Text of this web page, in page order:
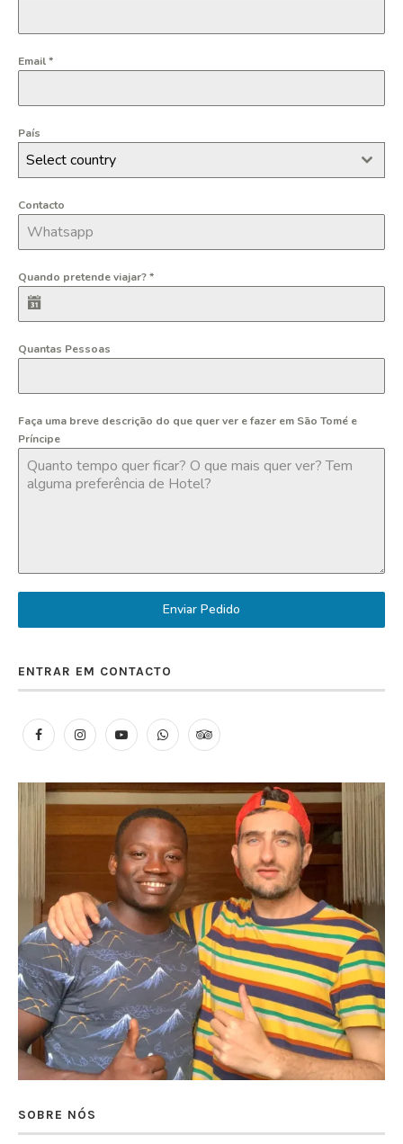
Email*
País
Select country
Contacto
Quando pretende viajar?*
Quantas Pessoas
Faça uma breve descrição do que quer ver e fazer em São Tomé e
Príncipe
Enviar Pedido
ENTRAR EM CONTACTO
SOBRE NÓS